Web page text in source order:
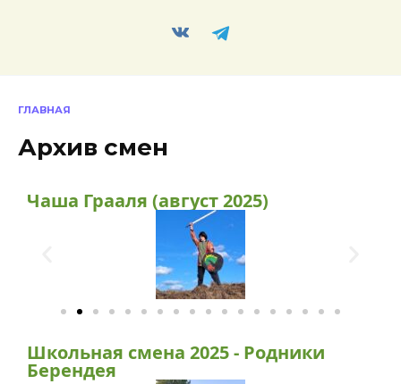
ГЛАВНАЯ
Архив смен
Чаша Грааля (август 2025)
Школьная смена 2025 - Родники
Берендея